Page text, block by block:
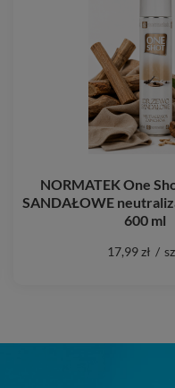
NORMATEK One
SANDAŁOWE
600 ml
17,99 zł /